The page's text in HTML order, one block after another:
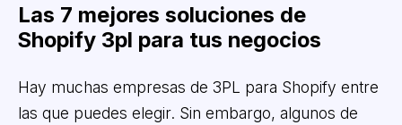
Las 7 mejores soluciones de
Shopify 3pl para tus negocios
Hay muchas empresas de 3PL para Shopify entre
las que puedes elegir. Sin embargo, algunos de